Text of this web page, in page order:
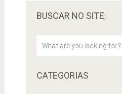
BUSCAR NO SITE:
CATEGORIAS